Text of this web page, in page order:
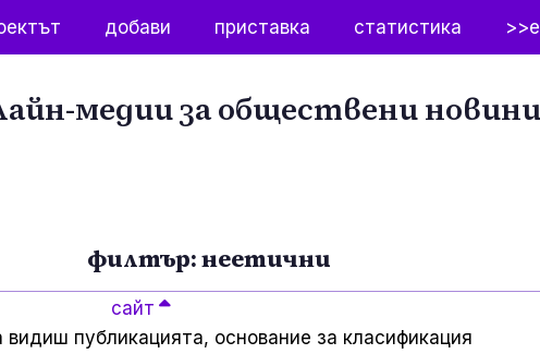
добави приставка статистика
медии за обществени
филтър: неетични
сайт
публикацията, основание за класификация